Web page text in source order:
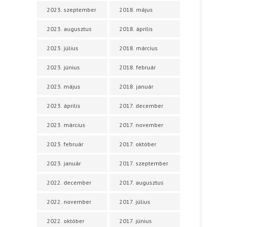
2023. szeptember
2023. augusztus
2023. július
2023. június
2023. május
2023. április
2023. március
2023. február
2023. január
2022. december
2022. november
2022. október
2018. május
2018. április
2018. március
2018. február
2018. január
2017. december
2017. november
2017. október
2017. szeptember
2017. augusztus
2017. július
2017. június